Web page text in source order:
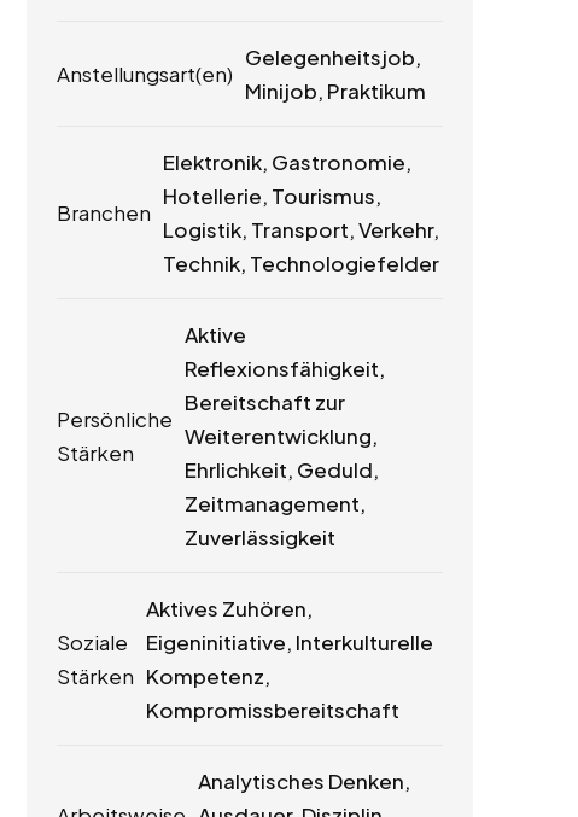
Anstellungsart(en)
Gelegenheitsjob,
Minijob, Praktikum
Branchen
Elektronik, Gastronomie,
Hotellerie, Tourismus,
Logistik, Transport, Verkehr,
Technik, Technologiefelder
Persönliche
Stärken
Aktive
Reflexionsfähigkeit,
Bereitschaft zur
Weiterentwicklung,
Ehrlichkeit, Geduld,
Zeitmanagement,
Zuverlässigkeit
Soziale
Stärken
Aktives Zuhören,
Eigeninitiative, Interkulturelle
Kompetenz,
Kompromissbereitschaft
Analytisches Denken,